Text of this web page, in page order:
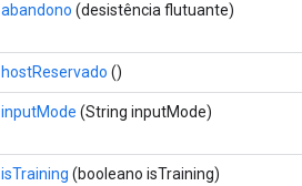
abandono (desistência flutuante)
hostReservado ()
inputMode (String inputMode)
isTraining (booleano isTraining)